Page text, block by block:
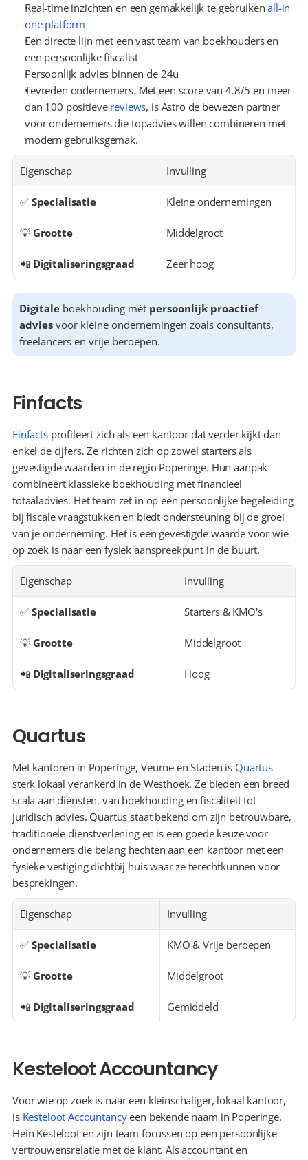
Real-time inzichten en een gemakkelijk te gebruiken all-in
one platform
Een directe lijn met een vast team van boekhouders en
een persoonlijke fiscalist
Persoonlijk advies binnen de 24u
Tevreden ondernemers. Met een score van 4.8/5 en meer
dan 100 positieve reviews, is Astro de bewezen partner
voor ondernemers die topadvies willen combineren met
modern gebruiksgemak.
Eigenschap Invulling
✅ Specialisatie Kleine ondernemingen
💡 Grootte Middelgroot
📲 Digitaliseringsgraad Zeer hoog
Digitale boekhouding mét persoonlijk proactief
advies voor kleine ondernemingen zoals consultants,
freelancers en vrije beroepen.
Finfacts
Finfacts profileert zich als een kantoor dat verder kijkt dan
enkel de cijfers. Ze richten zich op zowel starters als
gevestigde waarden in de regio Poperinge. Hun aanpak
combineert klassieke boekhouding met financieel
totaaladvies. Het team zet in op een persoonlijke begeleiding
bij fiscale vraagstukken en biedt ondersteuning bij de groei
van je onderneming. Het is een gevestigde waarde voor wie
op zoek is naar een fysiek aanspreekpunt in de buurt.
Eigenschap Invulling
✅ Specialisatie Starters & KMO's
💡 Grootte Middelgroot
📲 Digitaliseringsgraad Hoog
Quartus
Met kantoren in Poperinge, Veurne en Staden is Quartus
sterk lokaal verankerd in de Westhoek. Ze bieden een breed
scala aan diensten, van boekhouding en fiscaliteit tot
juridisch advies. Quartus staat bekend om zijn betrouwbare,
traditionele dienstverlening en is een goede keuze voor
ondernemers die belang hechten aan een kantoor met een
fysieke vestiging dichtbij huis waar ze terechtkunnen voor
besprekingen.
Eigenschap Invulling
✅ Specialisatie KMO & Vrije beroepen
💡 Grootte Middelgroot
📲 Digitaliseringsgraad Gemiddeld
Kesteloot Accountancy
Voor wie op zoek is naar een kleinschaliger, lokaal kantoor,
is Kesteloot Accountancy een bekende naam in Poperinge.
Hein Kesteloot en zijn team focussen op een persoonlijke
vertrouwensrelatie met de klant. Als accountant en